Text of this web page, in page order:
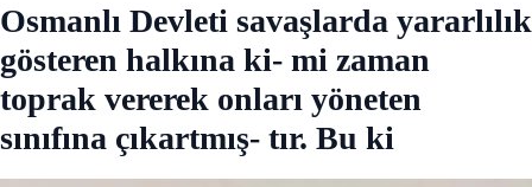
Osmanlı Devleti savaşlarda yararlılık
gösteren halkına ki- mi zaman
toprak vererek onları yöneten
sınıfına çıkartmış- tır. Bu ki